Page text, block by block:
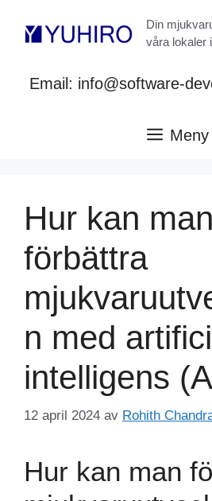
Din
våra lokaler
Email: info@software-
Meny
Hur kan man
förbättra
n med
intelligens
12 april 2024 av Rohith
Hur kan man